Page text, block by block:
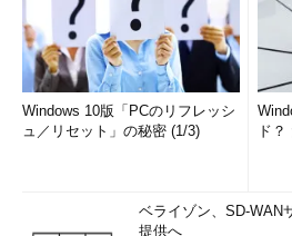
Windows 10版「PCのリフレッシ
ュ／リセット」の秘密 (1/3)
ド
ベライゾン、SD-WAN
提供へ